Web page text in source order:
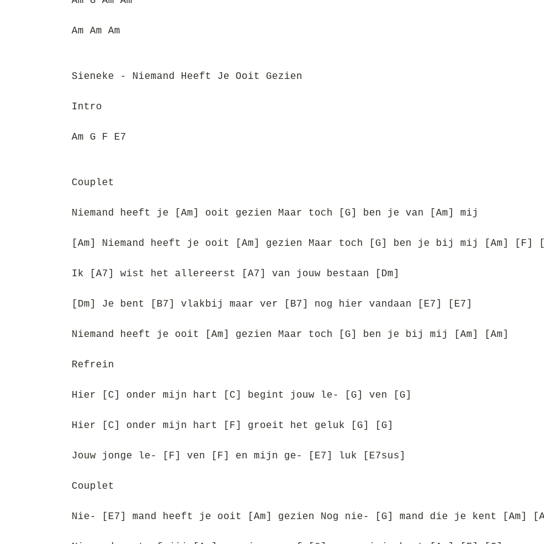
Am Am Am
Sieneke - Niemand Heeft Je Ooit Gezien
Intro
Am G F E7
Couplet
Niemand heeft je [Am] ooit gezien Maar toch [G] ben je van [Am] mij
[Am] Niemand heeft je ooit [Am] gezien Maar toch [G] ben je bij mij [Am] [F]
Ik [A7] wist het allereerst [A7] van jouw bestaan [Dm]
[Dm] Je bent [B7] vlakbij maar ver [B7] nog hier vandaan [E7] [E7]
Niemand heeft je ooit [Am] gezien Maar toch [G] ben je bij mij [Am] [Am]
Refrein
Hier [C] onder mijn hart [C] begint jouw le- [G] ven [G]
Hier [C] onder mijn hart [F] groeit het geluk [G] [G]
Jouw jonge le- [F] ven [F] en mijn ge- [E7] luk [E7sus]
Couplet
Nie- [E7] mand heeft je ooit [Am] gezien Nog nie- [G] mand die je kent [Am]